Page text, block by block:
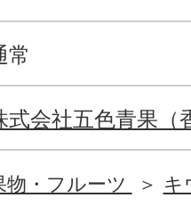
常
式会社五色青果（
物・フルーツ キ